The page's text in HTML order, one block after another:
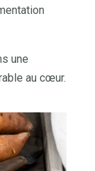
une
au cœur.